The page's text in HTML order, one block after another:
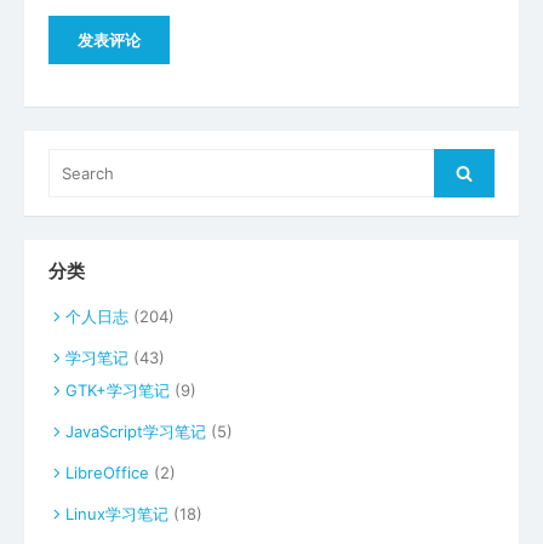
for:
Search
分类
个人日志 (204)
学习笔记 (43)
GTK+学习笔记 (9)
JavaScript学习笔记 (5)
LibreOffice (2)
Linux学习笔记 (18)